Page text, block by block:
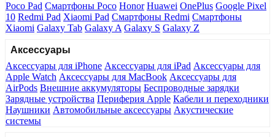
Poco Pad Смартфоны Poco Honor Huawei OnePlus Google Pixel
10 Redmi Pad Xiaomi Pad Смартфоны Redmi Смартфоны
Xiaomi Galaxy Tab Galaxy A Galaxy S Galaxy Z
Аксессуары
Аксессуары для iPhone Аксессуары для iPad Аксессуары для
Apple Watch Аксессуары для MacBook Аксессуары для
AirPods Внешние аккумуляторы Беспроводные зарядки
Зарядные устройства Периферия Apple Кабели и переходники
Наушники Автомобильные аксессуары Акустические
системы